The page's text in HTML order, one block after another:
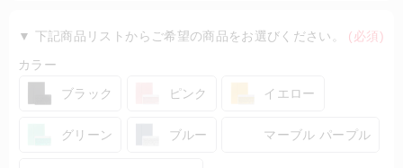
▼ 下記商品リストからご希望の商品をお選びください。 (必須)
カラー
ブラック
ピンク イエロー
グリーン ブルー マーブル パープル